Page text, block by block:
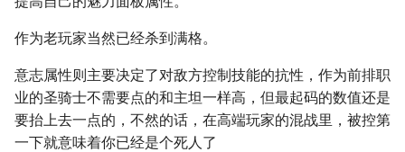
作为老玩家当然已经杀到满格。
意志属性则主要决定了对敌方控制技能的抗性，作为前排职
业的圣骑士不需要点的和主坦一样高，但最起码的数值还是
要抬上去一点的，不然的话，在高端玩家的混战里，被控第
一下就意味着你已经是个死人了